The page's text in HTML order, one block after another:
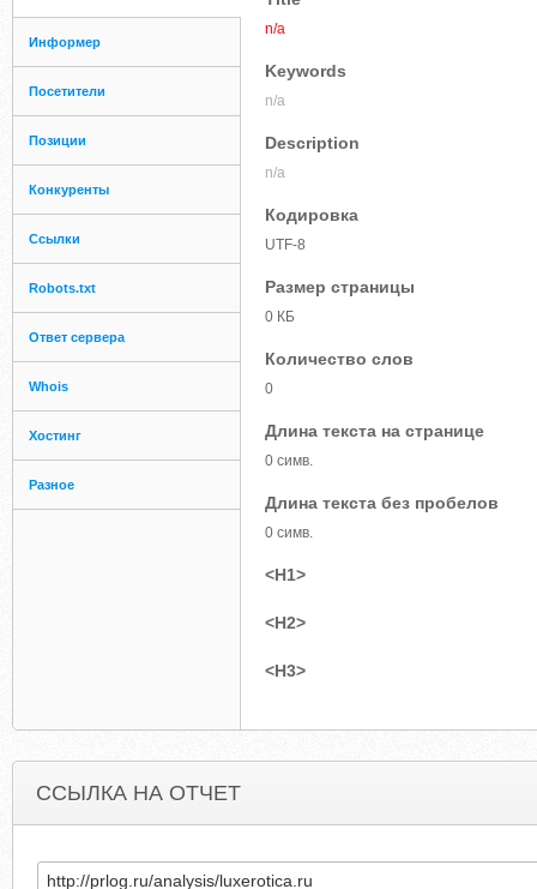
Информер
Посетители
Позиции
Конкуренты
Ссылки
Robots.txt
Ответ сервера
Whois
Хостинг
Разное
n/a
Keywords
n/a
Description
n/a
Кодировка
UTF-8
Размер страницы
0 КБ
Количество слов
0
Длина текста на странице
0 симв.
Длина текста без пробелов
0 симв.
<H1>
<H2>
<H3>
ССЫЛКА НА ОТЧЕТ